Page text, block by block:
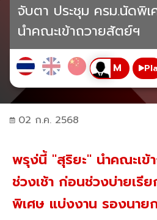
จับตา ประชุม ครม.นัดพิ
นำคณะเข้าถวายสัตย์ฯ
02 ก.ค. 2568
พรุง่นี้ "สุริยะ" นำคณะเ
ช่วงเช้า ก่อนช่วงบ่ายเรี
พิเศษ แบ่งงาน รองนาย